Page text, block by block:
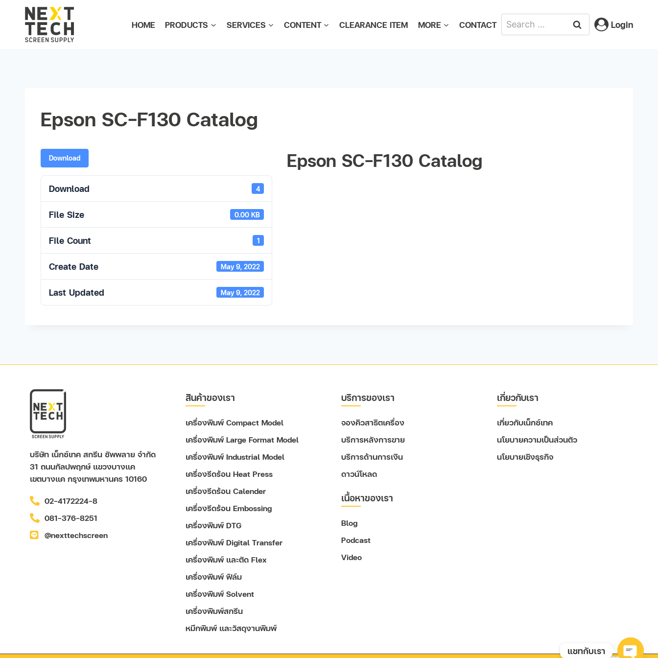
HOME PRODUCTS SERVICES CONTENT CLEARANCE ITEM MORE CONTACT Login
Epson SC-F130 Catalog
Download
Download 4
File Size 0.00 KB
File Count 1
Create Date May 9, 2022
Last Updated May 9, 2022
Epson SC-F130 Catalog
บริษัท เน็กซ์เทค สกรีน ซัพพลาย จำกัด
31 ถนนกัลปพฤกษ์ แขวงบางแค
เขตบางแค กรุงเทพมหานคร 10160
02-4172224-8
081-376-8251
@nexttechscreen
สินค้าของเรา
เครื่องพิมพ์ Compact Model
เครื่องพิมพ์ Large Format Model
เครื่องพิมพ์ Industrial Model
เครื่องรีดร้อน Heat Press
เครื่องรีดร้อน Calender
เครื่องรีดร้อน Embossing
เครื่องพิมพ์ DTG
เครื่องพิมพ์ Digital Transfer
เครื่องพิมพ์ และตัด Flex
เครื่องพิมพ์ ฟิล์ม
เครื่องพิมพ์ Solvent
เครื่องพิมพ์สกรีน
หมึกพิมพ์ และวัสดุงานพิมพ์
บริการของเรา
จองคิวสาธิตเครื่อง
บริการหลังการขาย
บริการด้านการเงิน
ดาวน์โหลด
เนื้อหาของเรา
Blog
Podcast
Video
เกี่ยวกับเรา
เกี่ยวกับเน็กซ์เทค
นโยบายความเป็นส่วนตัว
นโยบายเชิงธุรกิจ
แชทกับเรา